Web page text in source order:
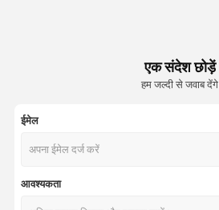
उद्धरण मांगें
सुगंधित तेल
सुगंधित तेल
एक संदेश छोड़ें
हम जल्दी से जवाब देंगे
ईमेल
आवश्यकता